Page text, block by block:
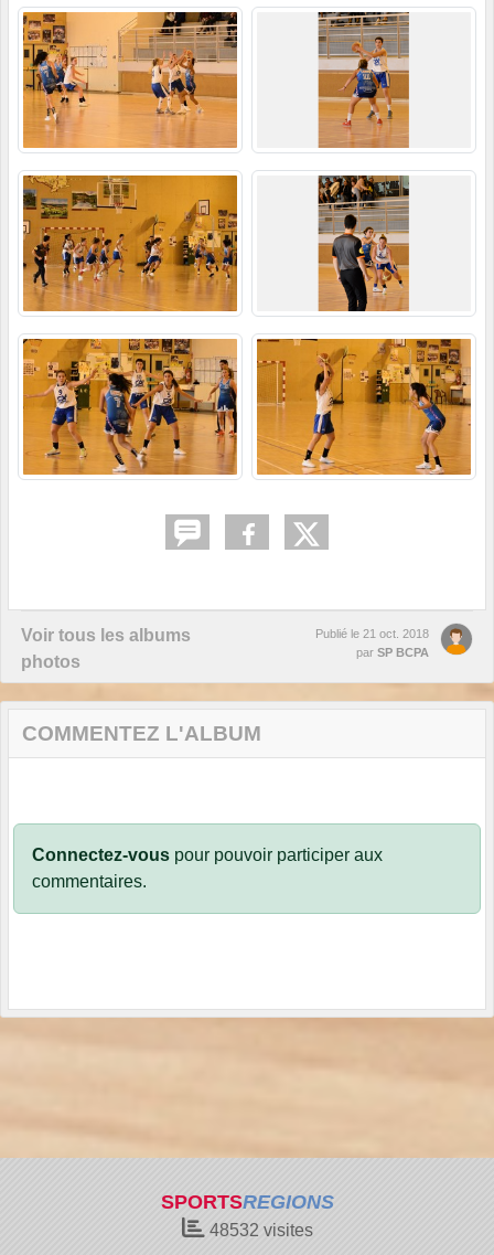
Voir tous les albums
photos
Publié le 21 oct. 2018
par SP BCPA
COMMENTEZ L'ALBUM
Connectez-vous pour pouvoir participer aux
commentaires.
SPORTSREGIONS
48532 visites